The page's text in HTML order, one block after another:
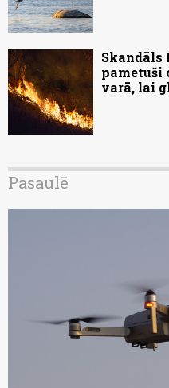
Skandāls
pametuši
varā, lai
Pasaulē